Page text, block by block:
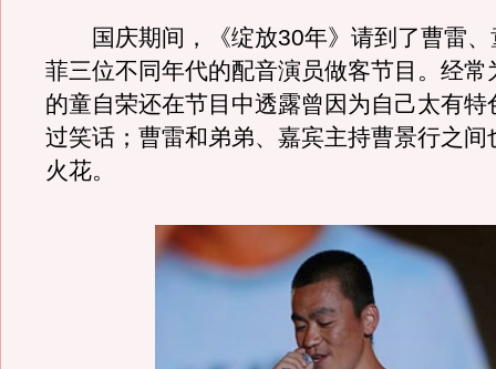
国庆期间，《绽放30年》请到了曹雷、
菲三位不同年代的配音演员做客节目。经常
的童自荣还在节目中透露曾因为自己太有特
过笑话；曹雷和弟弟、嘉宾主持曹景行之间
火花。